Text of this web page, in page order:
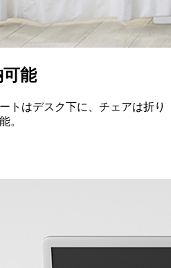
能
トはデスク下に、チェアは折り
。